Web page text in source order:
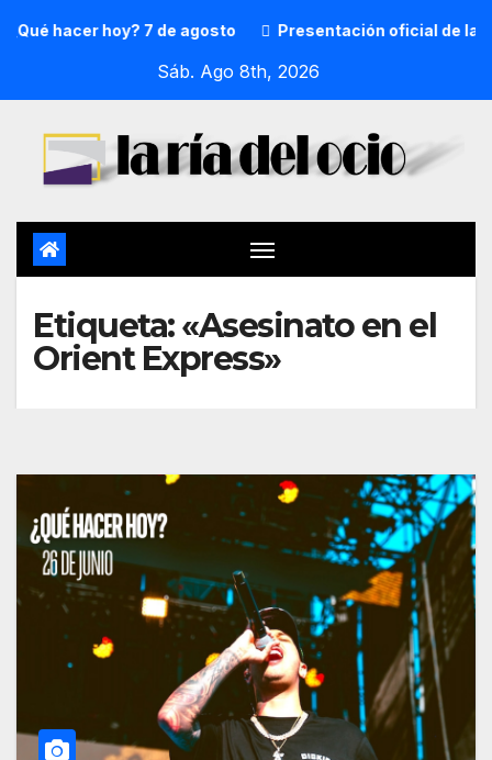
hacer hoy? 7 de agosto Presentación oficial de la
Sáb. Ago 8th, 2026
Etiqueta:«Asesinato en el
Orient Express»